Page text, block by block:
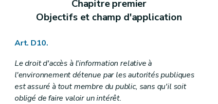
Sous-section première Généralités
Art. R 58
Sous-section 2 Critères d'agrément
Art. R 61
Art. R 62
Art. R 63
Art. R 64
Art. R 65
Chapitre premier
Objectifs et champ d'application
Art. D10.
Le droit d'accès à l'information relative à
l'environnement détenue par les autorités publiques
est assuré à tout membre du public, sans qu'il soit
obligé de faire valoir un intérêt.